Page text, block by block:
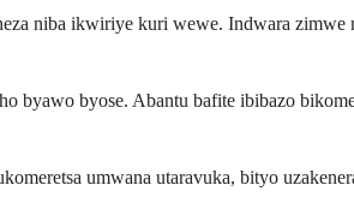
niba ikwiriye kuri wewe. Indwara
byawo byose. Abantu bafite ibibazo
umwana utaravuka, bityo